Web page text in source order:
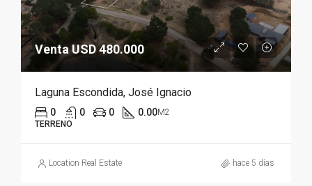
Venta USD 480.000
Laguna Escondida, José Ignacio
0 0 0 0.00M2
TERRENO
Location Real Estate hace 5 días